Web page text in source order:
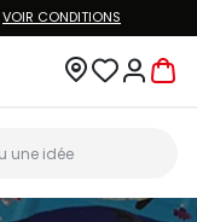
VOIR CONDITIONS